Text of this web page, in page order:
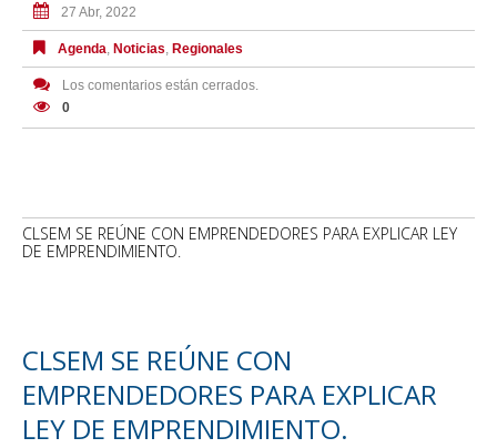
27 Abr, 2022
Agenda, Noticias, Regionales
Los comentarios están cerrados.
0
CLSEM SE REÚNE CON EMPRENDEDORES PARA EXPLICAR LEY
DE EMPRENDIMIENTO.
CLSEM SE REÚNE CON
EMPRENDEDORES PARA EXPLICAR
LEY DE EMPRENDIMIENTO.